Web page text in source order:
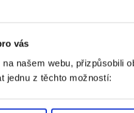
vás
našem webu, přizpůsobili
jednu z těchto možností: